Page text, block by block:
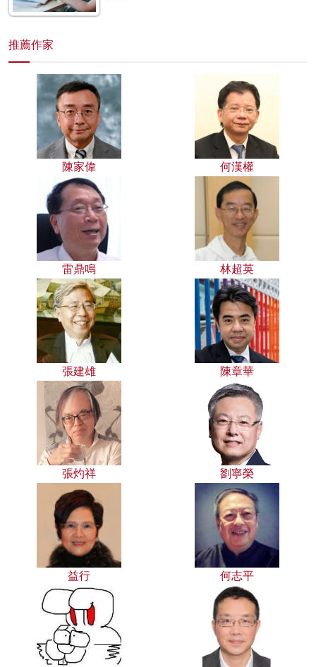
推薦作家
陳家偉 何漢權
雷鼎鳴 林超英
張建雄 陳章華
張灼祥 劉寧榮
益行 何志平